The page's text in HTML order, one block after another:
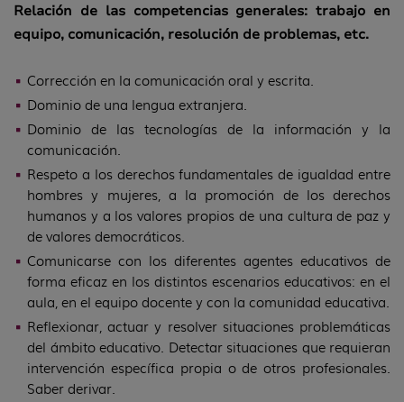
Relación de las competencias generales: trabajo en
equipo, comunicación, resolución de problemas, etc.
Corrección en la comunicación oral y escrita.
Dominio de una lengua extranjera.
Dominio de las tecnologías de la información y la
comunicación.
Respeto a los derechos fundamentales de igualdad entre
hombres y mujeres, a la promoción de los derechos
humanos y a los valores propios de una cultura de paz y
de valores democráticos.
Comunicarse con los diferentes agentes educativos de
forma eficaz en los distintos escenarios educativos: en el
aula, en el equipo docente y con la comunidad educativa.
Reflexionar, actuar y resolver situaciones problemáticas
del ámbito educativo. Detectar situaciones que requieran
intervención específica propia o de otros profesionales.
Saber derivar.